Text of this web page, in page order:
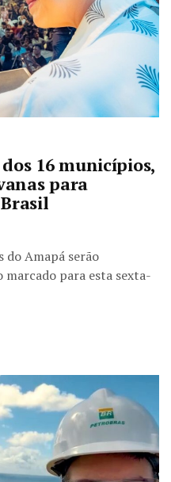
16 municípios,
para
do Amapá serão
para esta sexta-